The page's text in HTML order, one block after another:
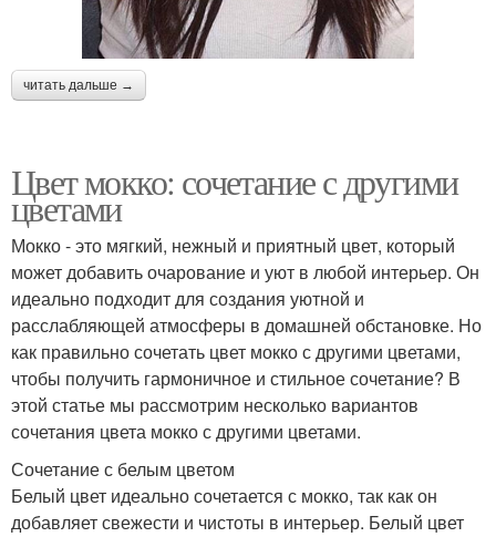
читать дальше →
Цвет мокко: сочетание с другими
цветами
Мокко - это мягкий, нежный и приятный цвет, который
может добавить очарование и уют в любой интерьер. Он
идеально подходит для создания уютной и
расслабляющей атмосферы в домашней обстановке. Но
как правильно сочетать цвет мокко с другими цветами,
чтобы получить гармоничное и стильное сочетание? В
этой статье мы рассмотрим несколько вариантов
сочетания цвета мокко с другими цветами.
Сочетание с белым цветом
Белый цвет идеально сочетается с мокко, так как он
добавляет свежести и чистоты в интерьер. Белый цвет